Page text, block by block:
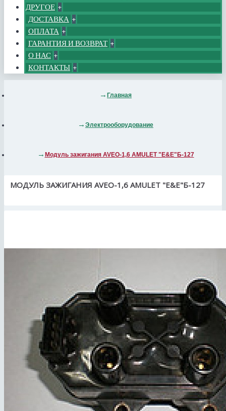
ДРУГОЕ +
ДОСТАВКА +
ОПЛАТА +
ГАРАНТИЯ И ВОЗВРАТ +
О НАС +
КОНТАКТЫ +
Главная
Электрооборудование
Модуль зажигания AVEO-1,6 AMULET "E&E"Б-127
МОДУЛЬ ЗАЖИГАНИЯ AVEO-1,6 AMULET "E&E"Б-127